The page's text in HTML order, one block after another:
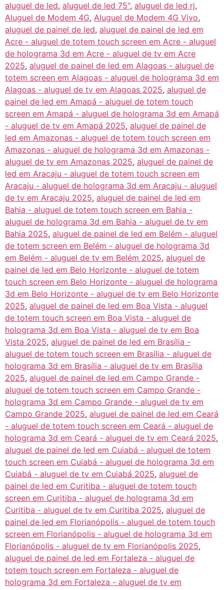
aluguel de led, aluguel de led 75", aluguel de led rj,
Aluguel de Modem 4G, Aluguel de Modem 4G Vivo,
aluguel de painel de led, aluguel de painel de led em
Acre - aluguel de totem touch screen em Acre - aluguel
de holograma 3d em Acre - aluguel de tv em Acre
2025, aluguel de painel de led em Alagoas - aluguel de
totem screen em Alagoas - aluguel de holograma 3d em
Alagoas - aluguel de tv em Alagoas 2025, aluguel de
painel de led em Amapá - aluguel de totem touch
screen em Amapá - aluguel de holograma 3d em Amapá
- aluguel de tv em Amapá 2025, aluguel de painel de
led em Amazonas - aluguel de totem touch screen em
Amazonas - aluguel de holograma 3d em Amazonas -
aluguel de tv em Amazonas 2025, aluguel de painel de
led em Aracaju - aluguel de totem touch screen em
Aracaju - aluguel de holograma 3d em Aracaju - aluguel
de tv em Aracaju 2025, aluguel de painel de led em
Bahia - aluguel de totem touch screen em Bahia -
aluguel de holograma 3d em Bahia - aluguel de tv em
Bahia 2025, aluguel de painel de led em Belém - aluguel
de totem screen em Belém - aluguel de holograma 3d
em Belém - aluguel de tv em Belém 2025, aluguel de
painel de led em Belo Horizonte - aluguel de totem
touch screen em Belo Horizonte - aluguel de holograma
3d em Belo Horizonte - aluguel de tv em Belo Horizonte
2025, aluguel de painel de led em Boa Vista - aluguel
de totem touch screen em Boa Vista - aluguel de
holograma 3d em Boa Vista - aluguel de tv em Boa
Vista 2025, aluguel de painel de led em Brasília -
aluguel de totem touch screen em Brasília - aluguel de
holograma 3d em Brasília - aluguel de tv em Brasília
2025, aluguel de painel de led em Campo Grande -
aluguel de totem touch screen em Campo Grande -
holograma 3d em Campo Grande - aluguel de tv em
Campo Grande 2025, aluguel de painel de led em Ceará
- aluguel de totem touch screen em Ceará - aluguel de
holograma 3d em Ceará - aluguel de tv em Ceará 2025,
aluguel de painel de led em Cuiabá - aluguel de totem
touch screen em Cuiabá - aluguel de holograma 3d em
Cuiabá - aluguel de tv em Cuiabá 2025, aluguel de
painel de led em Curitiba - aluguel de totem touch
screen em Curitiba - aluguel de holograma 3d em
Curitiba - aluguel de tv em Curitiba 2025, aluguel de
painel de led em Florianópolis - aluguel de totem touch
screen em Florianópolis - aluguel de holograma 3d em
Florianópolis - aluguel de tv em Florianópolis 2025,
aluguel de painel de led em Fortaleza - aluguel de
totem touch screen em Fortaleza - aluguel de
holograma 3d em Fortaleza - aluguel de tv em